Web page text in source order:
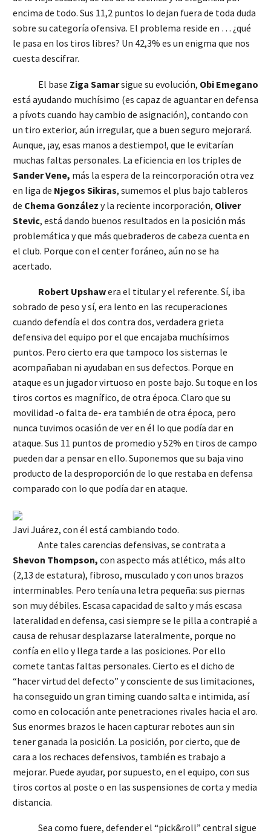
encima de todo. Sus 11,2 puntos lo dejan fuera de toda duda
sobre su categoría ofensiva. El problema reside en … ¿qué
le pasa en los tiros libres? Un 42,3% es un enigma que nos
cuesta descifrar.
El base Ziga Samarsigue su evolución, Obi Emegano
está ayudando muchísimo (es capaz de aguantar en defensa
a pívots cuando hay cambio de asignación), contando con
un tiro exterior, aún irregular, que a buen seguro mejorará.
Aunque, ¡ay, esas manos a destiempo!, que le evitarían
muchas faltas personales. La eficiencia en los triples de
Sander Vene, más la espera de la reincorporación otra vez
en liga de Njegos Sikiras, sumemos el plus bajo tableros
de Chema González y la reciente incorporación, Oliver
Stevic, está dando buenos resultados en la posición más
problemática y que más quebraderos de cabeza cuenta en
el club. Porque con el center foráneo, aún no se ha
acertado.
Robert Upshawera el titular y el referente. Sí, iba
sobrado de peso y sí, era lento en las recuperaciones
cuando defendía el dos contra dos, verdadera grieta
defensiva del equipo por el que encajaba muchísimos
puntos. Pero cierto era que tampoco los sistemas le
acompañaban ni ayudaban en sus defectos. Porque en
ataque es un jugador virtuoso en poste bajo. Su toque en los
tiros cortos es magnífico, de otra época. Claro que su
movilidad -o falta de- era también de otra época, pero
nunca tuvimos ocasión de ver en él lo que podía dar en
ataque. Sus 11 puntos de promedio y 52% en tiros de campo
pueden dar a pensar en ello. Suponemos que su baja vino
producto de la desproporción de lo que restaba en defensa
comparado con lo que podía dar en ataque.
Javi Juárez, con él está cambiando todo.
Ante tales carencias defensivas, se contrata a
Shevon Thompson, con aspecto más atlético, más alto
(2,13 de estatura), fibroso, musculado y con unos brazos
interminables. Pero tenía una letra pequeña: sus piernas
son muy débiles. Escasa capacidad de salto y más escasa
lateralidad en defensa, casi siempre se le pilla a contrapié a
causa de rehusar desplazarse lateralmente, porque no
confía en ello y llega tarde a las posiciones. Por ello
comete tantas faltas personales. Cierto es el dicho de
“hacer virtud del defecto” y consciente de sus limitaciones,
ha conseguido un gran timing cuando salta e intimida, así
como en colocación ante penetraciones rivales hacia el aro.
Sus enormes brazos le hacen capturar rebotes aun sin
tener ganada la posición. La posición, por cierto, que de
cara a los rechaces defensivos, también es trabajo a
mejorar. Puede ayudar, por supuesto, en el equipo, con sus
tiros cortos al poste o en las suspensiones de corta y media
distancia.
Sea como fuere, defender el “pick&roll” central sigue